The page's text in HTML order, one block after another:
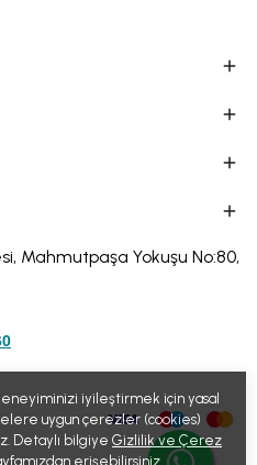
iyileştirmek için yasal
uygun çerezler (cookies)
Detaylı bilgiye Gizlilik ve Çerez
erişebilirsiniz.
Mahmutpaşa Yokuşu No:80,